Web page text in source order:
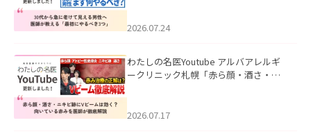
た。
2026.07.24
わたしの名医Youtube アルバアレルギ
ークリニック札幌「赤ら顔・酒さ・ニ
した。
2026.07.17